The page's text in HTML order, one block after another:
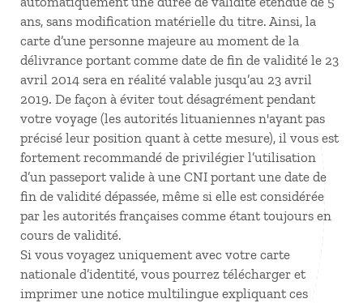
ans, sans modification matérielle du titre. Ainsi, la
carte d’une personne majeure au moment de la
délivrance portant comme date de fin de validité le 23
avril 2014 sera en réalité valable jusqu’au 23 avril
2019. De façon à éviter tout désagrément pendant
votre voyage (les autorités lituaniennes n'ayant pas
précisé leur position quant à cette mesure), il vous est
fortement recommandé de privilégier l’utilisation
d’un passeport valide à une CNI portant une date de
fin de validité dépassée, même si elle est considérée
par les autorités françaises comme étant toujours en
cours de validité.
Si vous voyagez uniquement avec votre carte
nationale d’identité, vous pourrez télécharger et
imprimer une notice multilingue expliquant ces